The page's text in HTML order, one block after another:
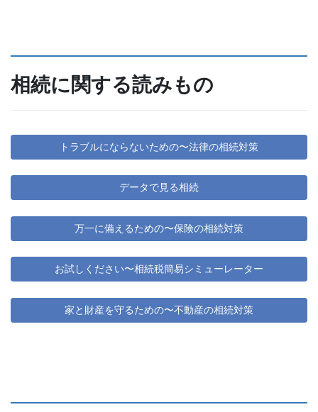
相続に関する読みもの
トラブルにならないための〜法律の相続対策
データで見る相続
万一に備えるための〜保険の相続対策
お試しください〜相続税簡易シミューレーター
家と財産を守るための〜不動産の相続対策